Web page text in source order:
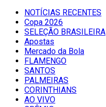
NOTÍCIAS RECENTES
Copa 2026
SELEÇÃO BRASILEIRA
Apostas
Mercado da Bola
FLAMENGO
SANTOS
PALMEIRAS
CORINTHIANS
AO VIVO